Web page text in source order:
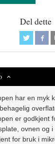
Del dette
har en myk
er godkjent
ovnen og i
for bruk i